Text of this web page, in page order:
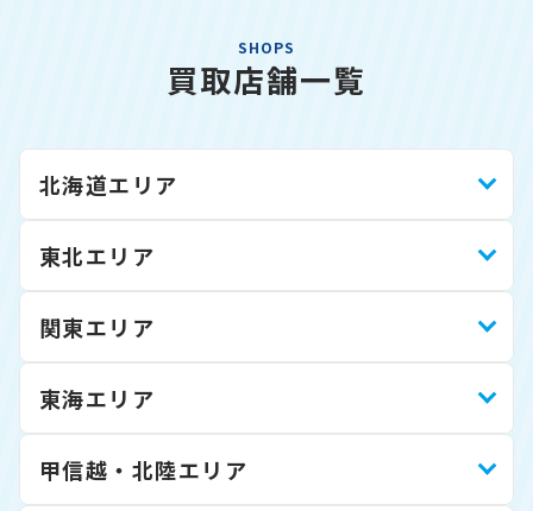
SHOPS
買取店舗一覧
北海道エリア
東北エリア
関東エリア
東海エリア
甲信越・北陸エリア